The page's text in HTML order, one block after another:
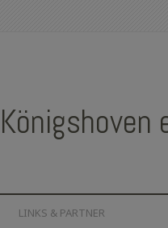
LINKS & PARTNER